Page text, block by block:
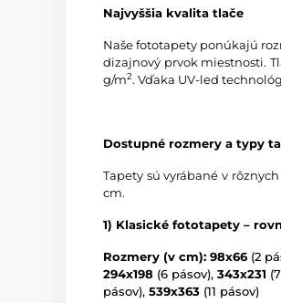
Najvyššia kvalita tlače
Naše fototapety ponúkajú
dizajnový prvok miestnosti.
g/m2. Vďaka UV-led
Dostupné rozmery a typy
Tapety sú vyrábané v
cm.
1) Klasické fototapety –
Rozmery (v cm): 98x66 (2
294x198 (6 pásov), 343x231
pásov), 539x363 (11 pásov)